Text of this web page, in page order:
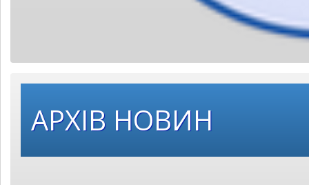
АРХІВ НОВИН
Оберіть
рік